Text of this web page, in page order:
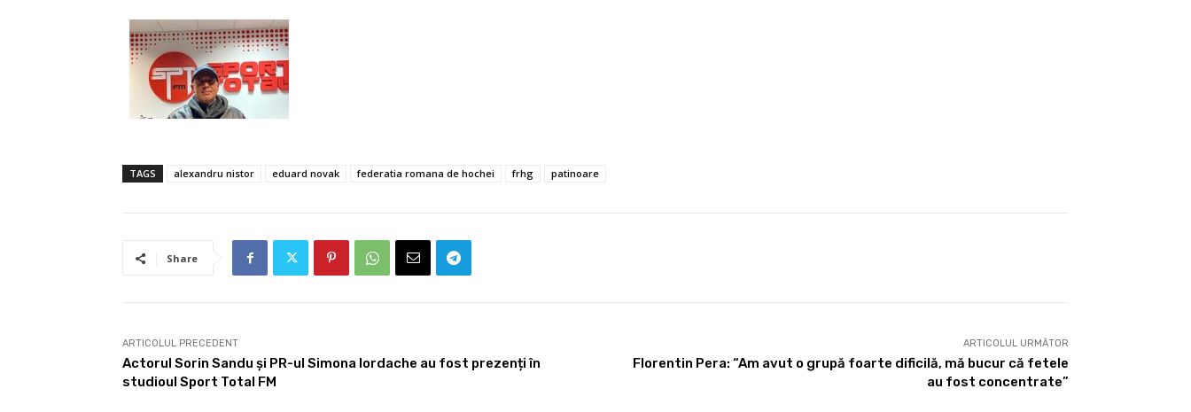
TAGS alexandru nistor eduard novak federatia romana de hochei frhg patinoare
Share
ARTICOLUL PRECEDENT
Actorul Sorin Sandu și PR-ul Simona Iordache au fost prezenți în
studioul Sport Total FM
ARTICOLUL URMĂTOR
Florentin Pera: “Am avut o grupă foarte dificilă, mă bucur că fetele
au fost concentrate”